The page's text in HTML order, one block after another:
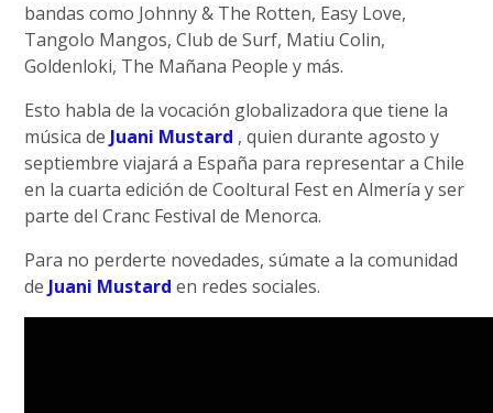
bandas como Johnny & The Rotten, Easy Love,
Tangolo Mangos, Club de Surf, Matiu Colin,
Goldenloki, The Mañana People y más.
Esto habla de la vocación globalizadora que tiene la
música de Juani Mustard , quien durante agosto y
septiembre viajará a España para representar a Chile
en la cuarta edición de Cooltural Fest en Almería y ser
parte del Cranc Festival de Menorca.
Para no perderte novedades, súmate a la comunidad
de Juani Mustard en redes sociales.